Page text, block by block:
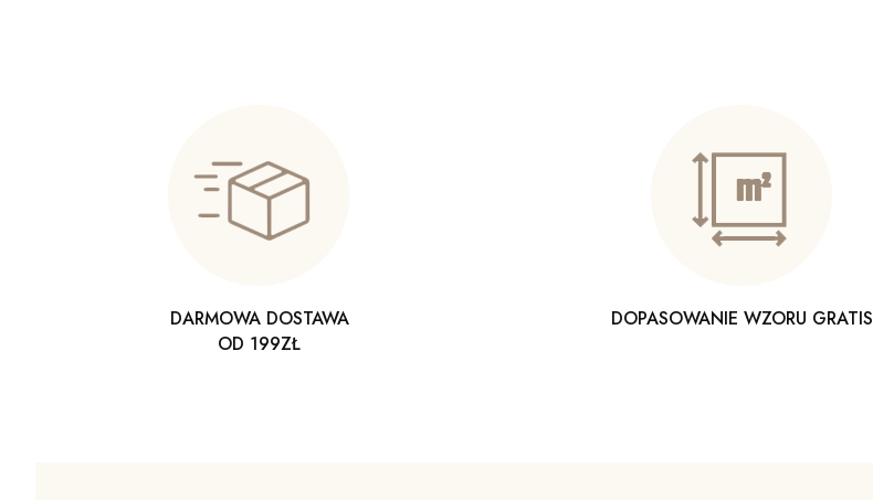
DARMOWA DOSTAWA
OD 199ZŁ
DOPASOWANIE WZORU GRATIS